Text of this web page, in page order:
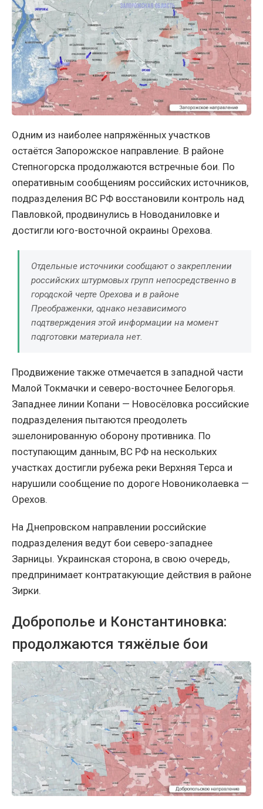
Одним из наиболее напряжённых участков
остаётся Запорожское направление. В районе
Степногорска продолжаются встречные бои. По
оперативным сообщениям российских источников,
подразделения ВС РФ восстановили контроль над
Павловкой, продвинулись в Новоданиловке и
достигли юго-восточной окраины Орехова.
Отдельные источники сообщают о закреплении
российских штурмовых групп непосредственно в
городской черте Орехова и в районе
Преображенки, однако независимого
подтверждения этой информации на момент
подготовки материала нет.
Продвижение также отмечается в западной части
Малой Токмачки и северо-восточнее Белогорья.
Западнее линии Копани — Новосёловка российские
подразделения пытаются преодолеть
эшелонированную оборону противника. По
поступающим данным, ВС РФ на нескольких
участках достигли рубежа реки Верхняя Терса и
нарушили сообщение по дороге Новониколаевка —
Орехов.
На Днепровском направлении российские
подразделения ведут бои северо-западнее
Зарницы. Украинская сторона, в свою очередь,
предпринимает контратакующие действия в районе
Зирки.
Доброполье и Константиновка:
продолжаются тяжёлые бои